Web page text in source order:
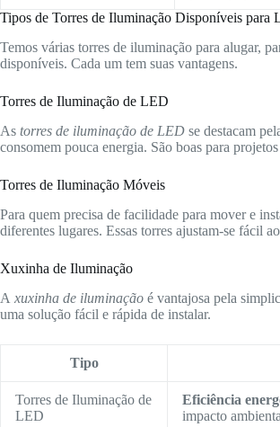
Tipos de Torres de Iluminação Disponíveis para
Temos várias torres de iluminação para alugar,
disponíveis. Cada um tem suas vantagens.
Torres de Iluminação de LED
As torres de iluminação de LED se destacam
consomem pouca energia. São boas para
Torres de Iluminação Móveis
Para quem precisa de facilidade para mover e
diferentes lugares. Essas torres ajustam-se fácil
Xuxinha de Iluminação
A xuxinha de iluminação é vantajosa pela
uma solução fácil e rápida de instalar.
Tipo
Torres de Iluminação de
LED
Eficiência
impacto